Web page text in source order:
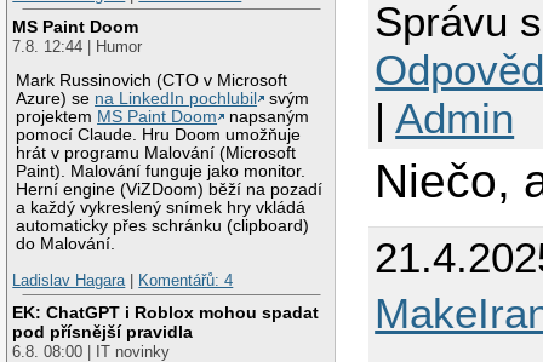
MS Paint Doom
7.8. 12:44 | Humor
Mark Russinovich (CTO v Microsoft
Azure) se na LinkedIn pochlubil
svým
projektem MS Paint Doom
napsaným
pomocí Claude. Hru Doom umožňuje
hrát v programu Malování (Microsoft
Paint). Malování funguje jako monitor.
Herní engine (ViZDoom) běží na pozadí
a každý vykreslený snímek hry vkládá
automaticky přes schránku (clipboard)
do Malování.
Ladislav Hagara| Komentářů: 4
EK: ChatGPT i Roblox mohou spadat
pod přísnější pravidla
6.8. 08:00 | IT novinky
Správu
| Admin
Niečo,